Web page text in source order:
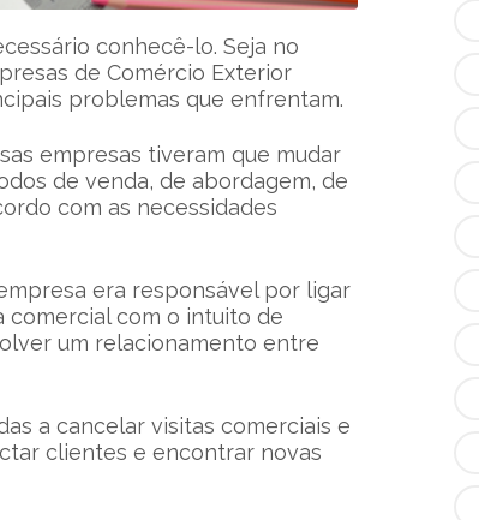
conhecê-lo. Seja no
de Comércio Exterior
problemas que enfrentam.
empresas tiveram que mudar
de venda, de abordagem, de
com as necessidades
era responsável por ligar
comercial com o intuito de
um relacionamento entre
a cancelar visitas comerciais e
clientes e encontrar novas